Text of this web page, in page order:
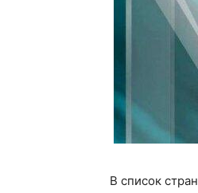
В список